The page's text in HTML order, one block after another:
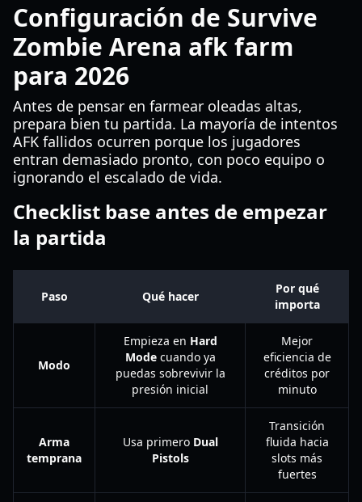
Configuración de Survive
Zombie Arena afk farm
para 2026
Antes de pensar en farmear oleadas altas,
prepara bien tu partida. La mayoría de intentos
AFK fallidos ocurren porque los jugadores
entran demasiado pronto, con poco equipo o
ignorando el escalado de vida.
Checklist base antes de empezar
la partida
Paso Qué hacer
Por qué
importa
Modo
Empieza en Hard
Modecuando ya
puedas sobrevivir la
presión inicial
Mejor
eficiencia de
créditos por
minuto
Arma
temprana
Usa primero Dual
Pistols
Transición
fluida hacia
slots más
fuertes